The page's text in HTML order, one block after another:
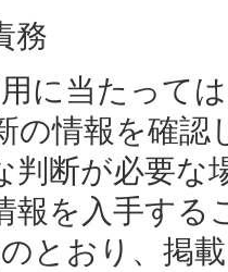
務
に当たって
の情報を確認
判断が必要
報を入手する
とおり、掲